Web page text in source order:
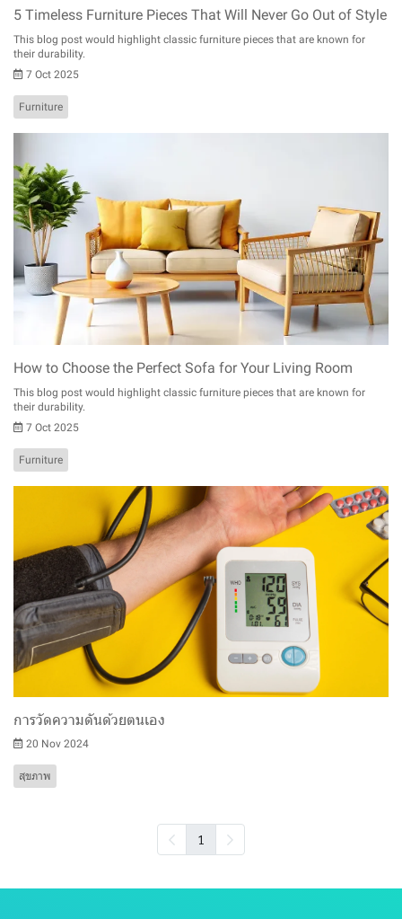
5 Timeless Furniture Pieces That Will Never Go Out of Style
This blog post would highlight classic furniture pieces that are known for
their durability.
7 Oct 2025
Furniture
How to Choose the Perfect Sofa for Your Living Room
This blog post would highlight classic furniture pieces that are known for
their durability.
7 Oct 2025
Furniture
การวัดความดันด้วยตนเอง
20 Nov 2024
สุขภาพ
1